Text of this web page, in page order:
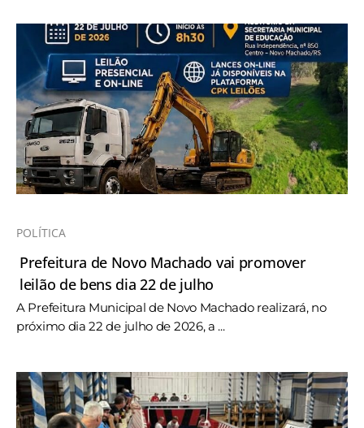
POLÍTICA
Prefeitura de Novo Machado vai promover
leilão de bens dia 22 de julho
A Prefeitura Municipal de Novo Machado realizará, no
próximo dia 22 de julho de 2026, a ...